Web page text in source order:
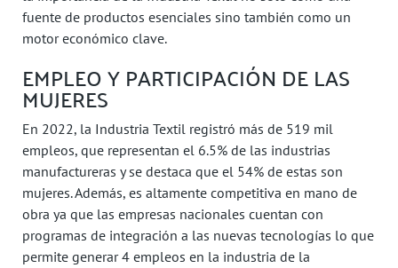
fuente de productos esenciales sino también como un
motor económico clave.
EMPLEO Y PARTICIPACIÓN DE LAS
MUJERES
En 2022, la Industria Textil registró más de 519 mil
empleos, que representan el 6.5% de las industrias
manufactureras y se destaca que el 54% de estas son
mujeres. Además, es altamente competitiva en mano de
obra ya que las empresas nacionales cuentan con
programas de integración a las nuevas tecnologías lo que
permite generar 4 empleos en la industria de la